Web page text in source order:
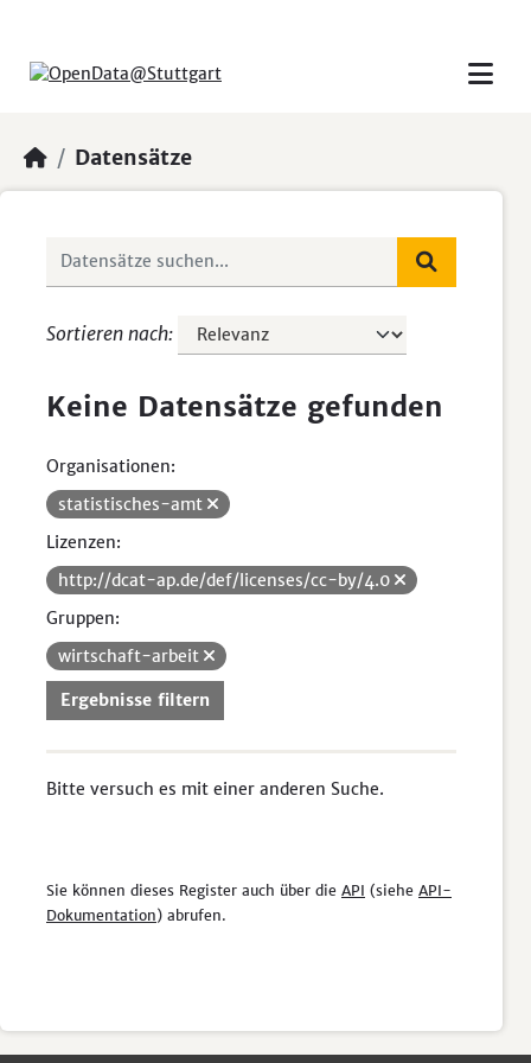
Datensätze
Sortieren nach
Keine Datensätze gefunden
Organisationen:
statistisches-amt
Lizenzen:
http://dcat-ap.de/def/licenses/cc-by/4.0
Gruppen:
wirtschaft-arbeit
Ergebnisse filtern
Bitte versuch es mit einer anderen Suche.
Sie können dieses Register auch über die API (siehe API-
Dokumentation) abrufen.